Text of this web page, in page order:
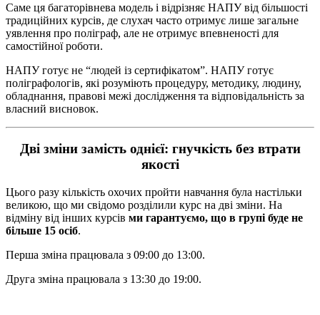
Саме ця багаторівнева модель і відрізняє НАПУ від більшості
традиційних курсів, де слухач часто отримує лише загальне
уявлення про поліграф, але не отримує впевненості для
самостійної роботи.
НАПУ готує не “людей із сертифікатом”. НАПУ готує
поліграфологів, які розуміють процедуру, методику, людину,
обладнання, правові межі дослідження та відповідальність за
власний висновок.
Дві зміни замість однієї: гнучкість без втрати
якості
Цього разу кількість охочих пройти навчання була настільки
великою, що ми свідомо розділили курс на дві зміни. На
відміну від інших курсів ми гарантуємо, що в групі буде не
більше 15 осіб.
Перша зміна працювала з 09:00 до 13:00.
Друга зміна працювала з 13:30 до 19:00.